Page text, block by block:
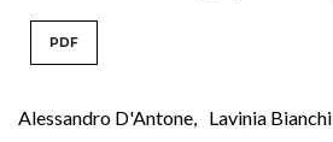
PDF
Alessandro D'Antone, Lavinia Bianchi